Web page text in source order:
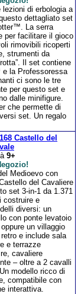
lezioni di erbologia a
dettagliato set
La serra
per facilitare il gioco
rimovibili ricoperti
strumenti da
Il set contiene
e la Professoressa
ci sono le tre
per questo set e
dalle minifigure.
che permette di
set. Un regalo
Castello del
9+
Medioevo con
del Cavaliere
set 3-in-1 da 1.371
costruire e
diversi: un
con ponte levatoio
un villaggio
e include sala
e terrazze
cavaliere
– oltre a 2 cavalli
modello ricco di
compatibile con
interattiva.